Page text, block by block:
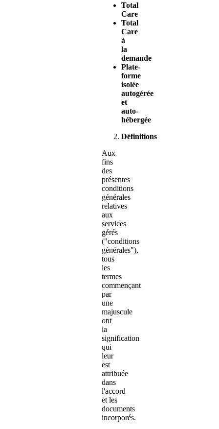
Total
Care
Total
Care
à
la
demande
Plate-
forme
isolée
autogérée
et
auto-
hébergée
Définitions
Aux
fins
des
présentes
conditions
générales
relatives
aux
services
gérés
("conditions
générales"),
tous
les
termes
commençant
par
une
majuscule
ont
la
signification
qui
leur
est
attribuée
dans
l'accord
et les
documents
incorporés.